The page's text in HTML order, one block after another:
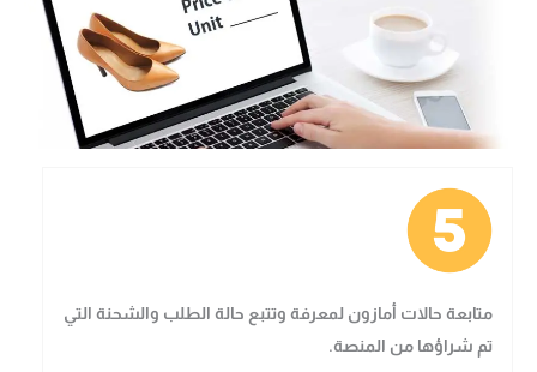
متابعة حالات أمازون لمعرفة وتتبع حالة الطلب والشحنة التي
تم شراؤها من المنصة.